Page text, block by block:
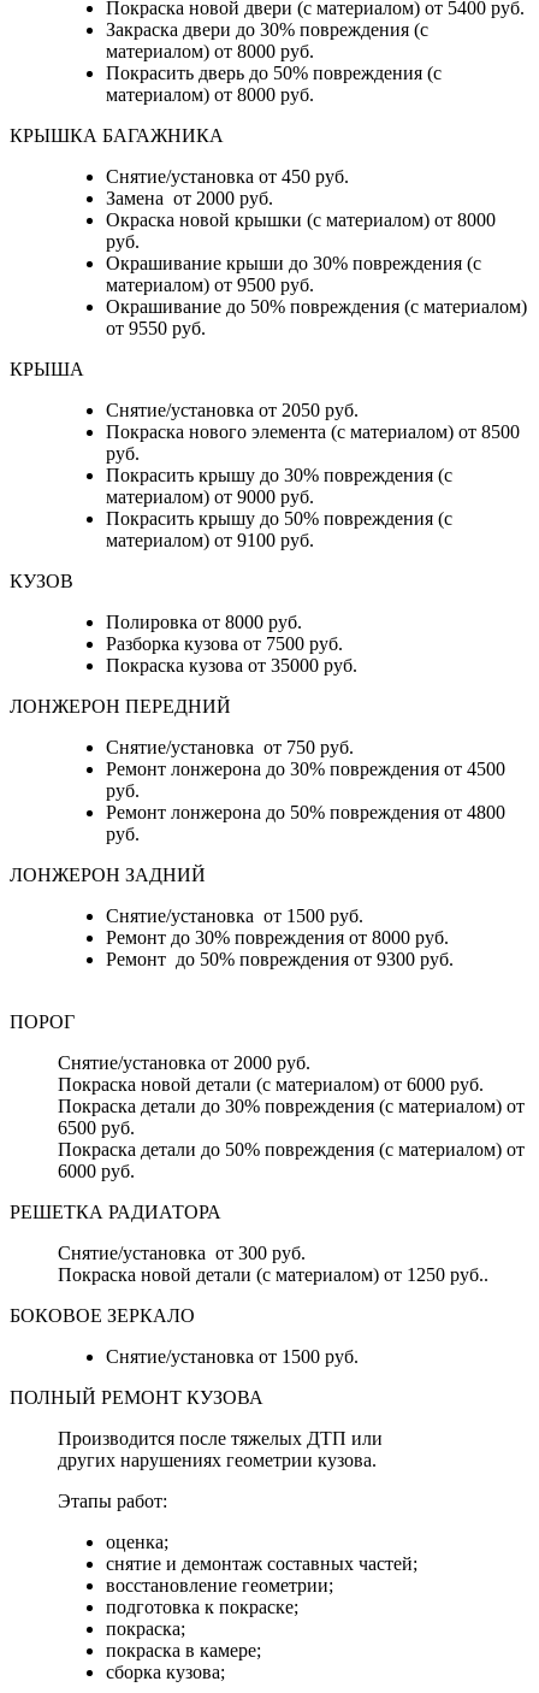
Покраска новой двери (с материалом) от 5400 руб.
Закраска двери до 30% повреждения (с
материалом) от 8000 руб.
Покрасить дверь до 50% повреждения (с
материалом) от 8000 руб.
КРЫШКА БАГАЖНИКА
Снятие/установка от 450 руб.
Замена от 2000 руб.
Окраска новой крышки (с материалом) от 8000
руб.
Окрашивание крыши до 30% повреждения (с
материалом) от 9500 руб.
Окрашивание до 50% повреждения (с материалом)
от 9550 руб.
КРЫША
Снятие/установка от 2050 руб.
Покраска нового элемента (с материалом) от 8500
руб.
Покрасить крышу до 30% повреждения (с
материалом) от 9000 руб.
Покрасить крышу до 50% повреждения (с
материалом) от 9100 руб.
КУЗОВ
Полировка от 8000 руб.
Разборка кузова от 7500 руб.
Покраска кузова от 35000 руб.
ЛОНЖЕРОН ПЕРЕДНИЙ
Снятие/установка от 750 руб.
Ремонт лонжерона до 30% повреждения от 4500
руб.
Ремонт лонжерона до 50% повреждения от 4800
руб.
ЛОНЖЕРОН ЗАДНИЙ
Снятие/установка от 1500 руб.
Ремонт до 30% повреждения от 8000 руб.
Ремонт до 50% повреждения от 9300 руб.
ПОРОГ
Снятие/установка от 2000 руб.
Покраска новой детали (с материалом) от 6000 руб.
Покраска детали до 30% повреждения (с материалом) от
6500 руб.
Покраска детали до 50% повреждения (с материалом) от
6000 руб.
РЕШЕТКА РАДИАТОРА
Снятие/установка от 300 руб.
Покраска новой детали (с материалом) от 1250 руб..
БОКОВОЕ ЗЕРКАЛО
Снятие/установка от 1500 руб.
ПОЛНЫЙ РЕМОНТ КУЗОВА
Производится после тяжелых ДТП или
других нарушениях геометрии кузова.
Этапы работ:
оценка;
снятие и демонтаж составных частей;
восстановление геометрии;
подготовка к покраске;
покраска;
покраска в камере;
сборка кузова;